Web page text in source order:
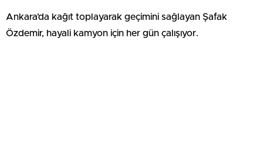
Ankara’da kağıt toplayarak geçimini sağlayan Şafak
Özdemir, hayali kamyon için her gün çalışıyor.